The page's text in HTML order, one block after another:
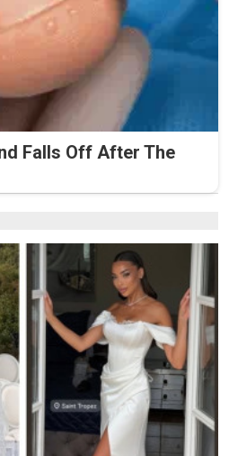
Falls Off After The